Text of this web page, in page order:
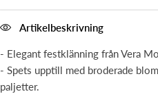
Artikelbeskrivning
- Elegant festklänning från Vera
- Spets upptill med broderade
paljetter.